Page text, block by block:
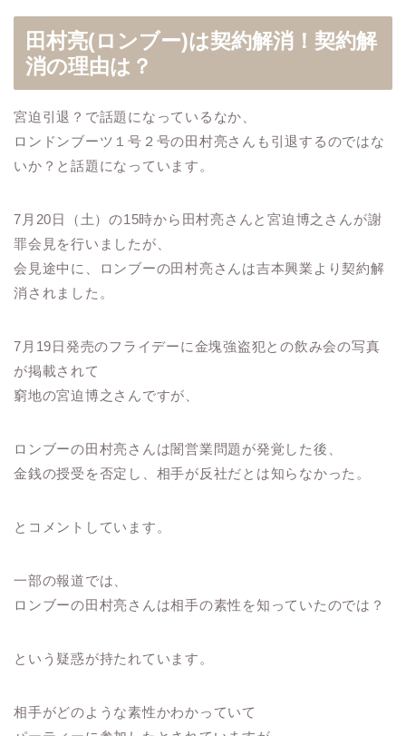
田村亮(ロンブー)は契約解消！契約解
消の理由は？
宮迫引退？で話題になっているなか、
ロンドンブーツ１号２号の田村亮さんも引退するのではな
いか？と話題になっています。
7月20日（土）の15時から田村亮さんと宮迫博之さんが謝
罪会見を行いましたが、
会見途中に、ロンブーの田村亮さんは吉本興業より契約解
消されました。
7月19日発売のフライデーに金塊強盗犯との飲み会の写真
が掲載されて
窮地の宮迫博之さんですが、
ロンブーの田村亮さんは闇営業問題が発覚した後、
金銭の授受を否定し、相手が反社だとは知らなかった。
とコメントしています。
一部の報道では、
ロンブーの田村亮さんは相手の素性を知っていたのでは？
という疑惑が持たれています。
相手がどのような素性かわかっていて